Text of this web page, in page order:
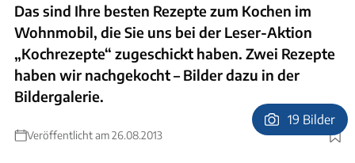
Das sind Ihre besten Rezepte zum Kochen im
Wohnmobil, die Sie uns bei der Leser-Aktion
„Kochrezepte“ zugeschickt haben. Zwei Rezepte
haben wir nachgekocht – Bilder dazu in der
Bildergalerie.
Veröffentlicht am 26.08.2013
Foto: Ingolf Pompe
19 Bilder